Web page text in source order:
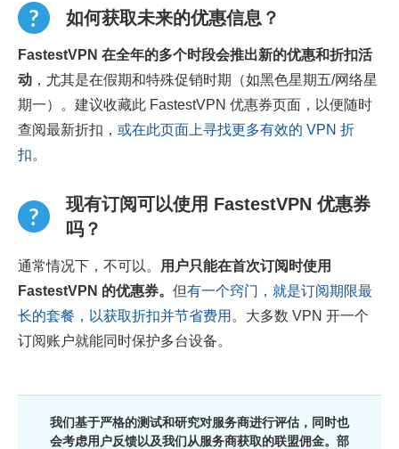
如何获取未来的优惠信息？
FastestVPN 在全年的多个时段会推出新的优惠和折扣活
动 ，尤其是在假期和特殊促销时期（如黑色星期五/网络星
期一）。建议收藏此 FastestVPN 优惠券页面，以便随时
查阅最新折扣， 或在此页面上寻找更多有效的 VPN 折
扣。
现有订阅可以使用 FastestVPN 优惠券
吗？
通常情况下，不可以。
用户只能在首次订阅时使用
FastestVPN 的优惠券。 但有一个窍门，就是订阅期限最
长的套餐，以获取折扣并节省费用 。大多数 VPN 开一个
订阅账户就能同时保护多台设备。
我们基于严格的测试和研究对服务商进行评估，同时也
会考虑用户反馈以及我们从服务商获取的联盟佣金。部